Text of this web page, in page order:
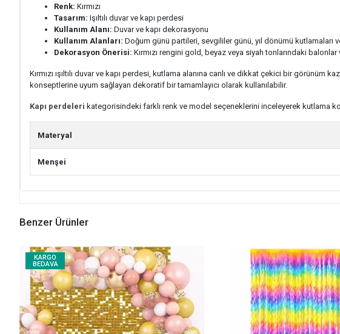
Renk: Kırmızı
Tasarım: Işıltılı duvar ve kapı perdesi
Kullanım Alanı: Duvar ve kapı dekorasyonu
Kullanım Alanları: Doğum günü partileri, sevgililer günü, yıl dönümü kutlamaları
Dekorasyon Önerisi: Kırmızı rengini gold, beyaz veya siyah tonlarındaki
Kırmızı ışıltılı duvar ve kapı perdesi, kutlama alanına canlı ve dikkat çekici bir
konseptlerine uyum sağlayan dekoratif bir tamamlayıcı olarak kullanılabilir.
Kapı perdeleri kategorisindeki farklı renk ve model seçeneklerini inceleyerek kutlama
Materyal
Menşei
Benzer Ürünler
KARGO
BEDAVA